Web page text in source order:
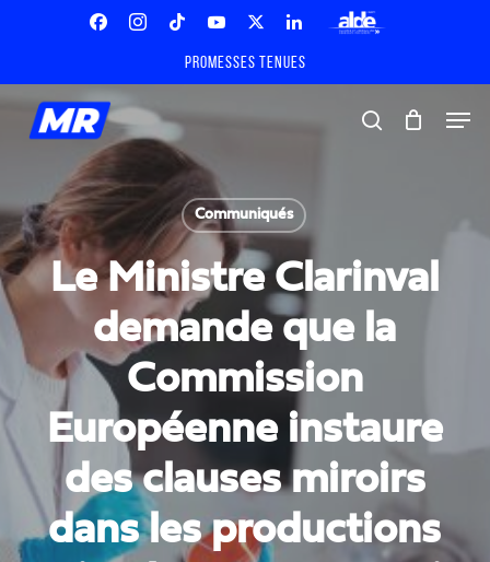
content
Twitter
Linkedin ALDE
Promesses tenues
search
Communiqués
Le Ministre Clarinval
demande que la
Commission
Européenne instaure
des clauses miroirs
dans les productions